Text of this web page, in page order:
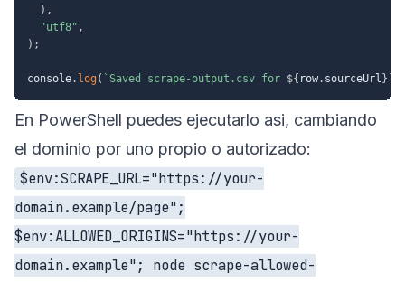
) ,
"utf8" ,
) ;
console. log ( ` Saved scrape-output.csv for ${ row. sourceUrl }
En PowerShell puedes ejecutarlo asi, cambiando
el dominio por uno propio o autorizado:
$env:SCRAPE_URL="https://your-
domain.example/page";
$env:ALLOWED_ORIGINS="https://your-
domain.example"; node scrape-allowed-